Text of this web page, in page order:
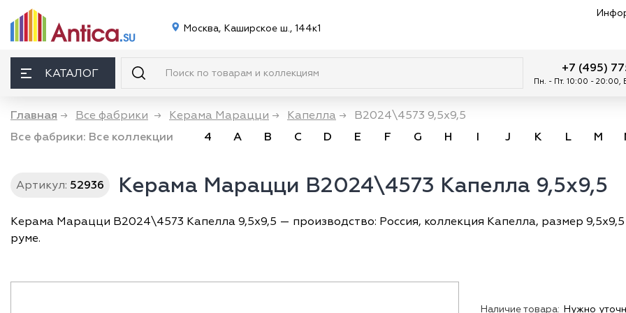
Москва, Каширское ш., 144к1
КАТАЛОГ +7 (495)
Пн. - Пт. 10:00 - 20:00,
Главная → Все фабрики → Керама Марацци → Капелла →
B2024\4573 9,5x9,5
Все фабрики: Все коллекции 4 A B C D E F G H I J K L M
Артикул: 52936 Керама Марацци B2024\4573 Капелла 9,5x9,5
Керама Марацци B2024\4573 Капелла 9,5x9,5 — производство: Россия, коллекция Капелла, размер
руме.
Наличие товара: Нужно